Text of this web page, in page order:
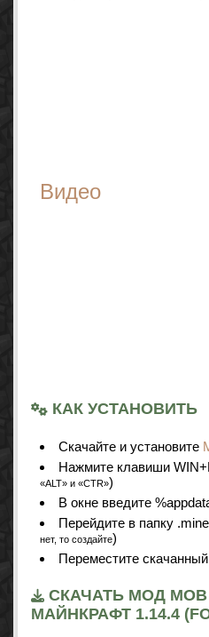
Видео
КАК УСТАНОВИТЬ
Cкачайте и установите
Нажмите клавиши
«ALT» и «CTR»)
В окне введите
Перейдите в папку
нет, то создайте)
Переместите
СКАЧАТЬ МОД MOB
МАЙНКРАФТ 1.14.4